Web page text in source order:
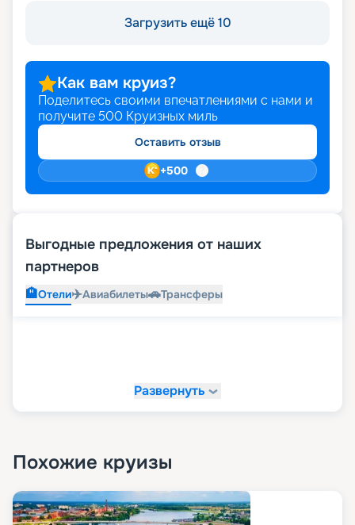
Загрузить ещё 10
Как вам круиз?
Поделитесь своими впечатлениями с нами и
получите 500 Круизных миль
Оставить отзыв
+500
Выгодные предложения от наших
партнеров
🏨Отели✈️Авиабилеты🚗Трансферы
Развернуть
Похожие круизы